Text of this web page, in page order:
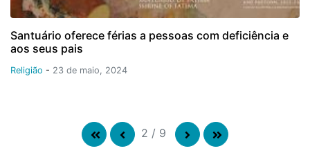
Santuário oferece férias a pessoas com deficiência e
aos seus pais
Religião - 23 de maio, 2024
2 / 9